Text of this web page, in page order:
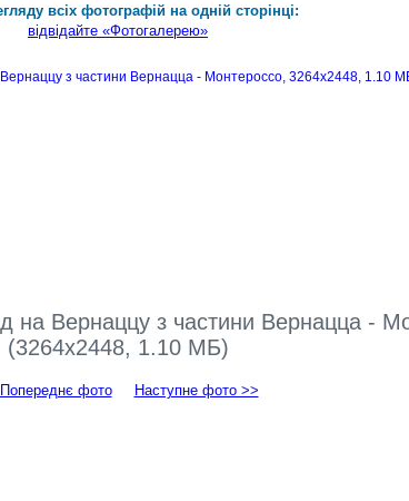
всіх фотографій на одній сторінці:
відвідайте «Фотогалерею»
на Вернаццу з частини Вернацца -
(3264x2448, 1.10 МБ)
фото Наступне фото >>